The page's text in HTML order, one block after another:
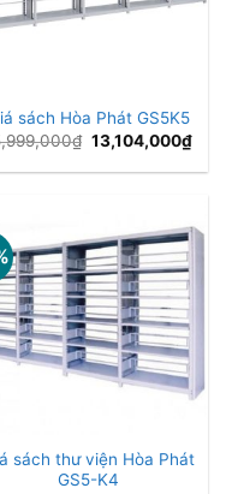
sách Hòa Phát GS5K5
₫ Giá
gốc
là:
13,104,000₫Giá
tại
sách thư viện Hòa Phát
GS5-K4